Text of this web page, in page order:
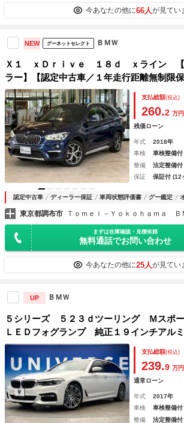
今あなたの他に66人が見てい
NEW グーネットセレクト ＢＭＷ
Ｘ１ ｘＤｒｉｖｅ １８ｄ ｘライン 【
ラー】【認定中古車／１年走行距離無制限
ハイラインパッケージ／前車追従機能／オ
イディングリアシート／シートヒーター／
／ＤＶＤ
支払総額(税込)
260.2 万円
残価ローン
年式 2018年
車検
車検整備付
整備
法定整備付
保証
保証付 (12
認定中古車 ディーラー保証 車両状態評価書 グー鑑定
東京都調布市
まずは在庫確認・見積依頼
無料通話でお問い合わせ
今あなたの他に25人が見てい
UP ＢＭＷ
５シリーズ ５２３ｄツーリング Ｍスポ
ＬＥＤフォグランプ 純正１９インチアル
イト メモリーシート スポーツシート レ
ントロール 全周囲カメラ パワーバック
トエアコン
支払総額(税込)
239.9 万円
通常ローン
年式 2017年
車検
車検整備付
整備
法定整備付